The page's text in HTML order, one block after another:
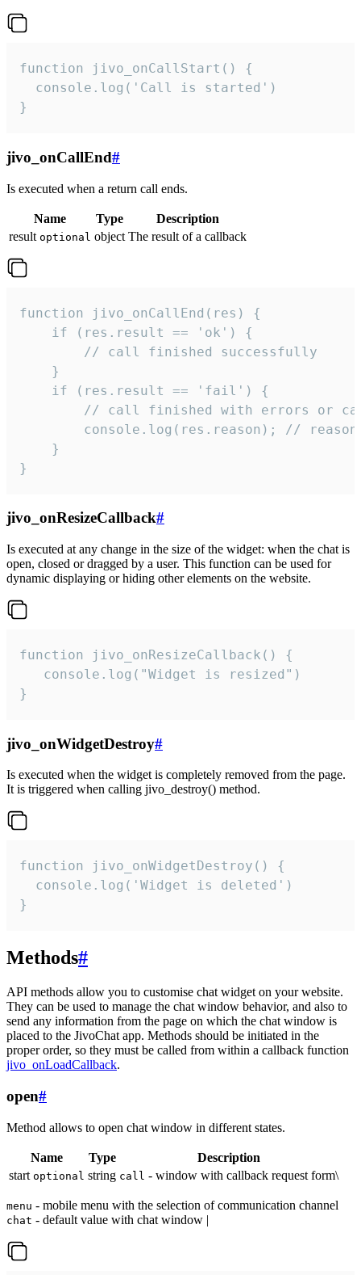
function jivo_onCallStart() {
  console.log('Call is started')
}
jivo_onCallEnd#
Is executed when a return call ends.
Name Type
Description
result optional object The result of a callback
function jivo_onCallEnd(res) {
    if (res.result == 'ok') {
        // call finished successfully
    }
    if (res.result == 'fail') {
// call finished with errors or
console.log(res.reason); //
    }
}
jivo_onResizeCallback#
Is executed at any change in the size of the widget: when the chat is
open, closed or dragged by a user. This function can be used for
dynamic displaying or hiding other elements on the website.
function jivo_onResizeCallback() {
   console.log("Widget is resized")
}
jivo_onWidgetDestroy#
Is executed when the widget is completely removed from the page.
It is triggered when calling jivo_destroy() method.
function jivo_onWidgetDestroy() {
  console.log('Widget is deleted')
}
Methods#
API methods allow you to customise chat widget on your website.
They can be used to manage the chat window behavior, and also to
send any information from the page on which the chat window is
placed to the JivoChat app. Methods should be initiated in the
proper order, so they must be called from within a callback function
jivo_onLoadCallback.
open#
Method allows to open chat window in different states.
Name Type
Description
start optional string call - window with callback request form\
menu - mobile menu with the selection of communication channel
chat - default value with chat window |